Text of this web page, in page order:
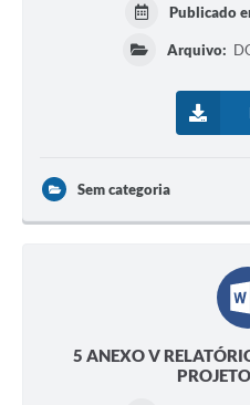
Publicado
Arquivo:
Sem categoria
5 ANEXO V